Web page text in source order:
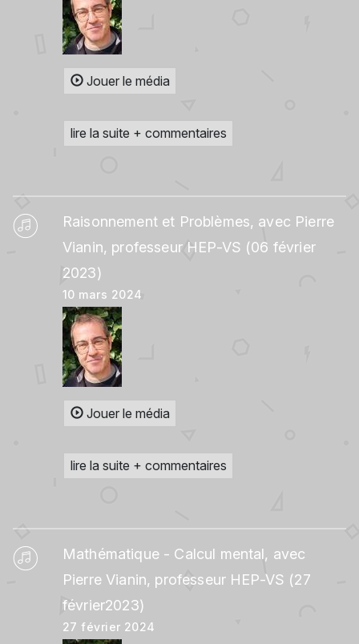
Jouer le média
lire la suite + commentaires
Raisonnement et Problèmes, avec Pierre
Vianin, professeur HEP-VS (06 février
2023)
10 mars 2024
Jouer le média
lire la suite + commentaires
Mathématique - Calcul mental, avec
Pierre Vianin, professeur HEP-VS (27
février2023)
27 février 2024